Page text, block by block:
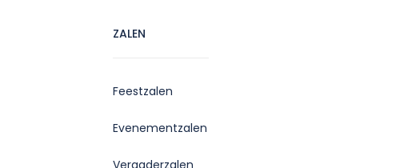
ZALEN
Feestzalen
Evenementzalen